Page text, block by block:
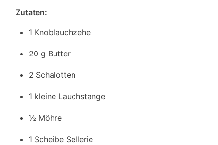
Zutaten:
1 Knoblauchzehe
20 g Butter
2 Schalotten
1 kleine Lauchstange
½ Möhre
1 Scheibe Sellerie